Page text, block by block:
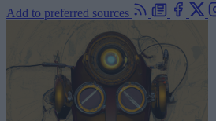
Add to preferred sources